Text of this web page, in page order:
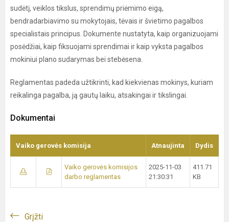
sudėtį, veiklos tikslus, sprendimų priėmimo eigą,
bendradarbiavimo su mokytojais, tėvais ir švietimo pagalbos
specialistais principus. Dokumente nustatyta, kaip organizuojami
posėdžiai, kaip fiksuojami sprendimai ir kaip vyksta pagalbos
mokiniui plano sudarymas bei stebėsena.
Reglamentas padeda užtikrinti, kad kiekvienas mokinys, kuriam
reikalinga pagalba, ją gautų laiku, atsakingai ir tikslingai.
Dokumentai
Vaiko gerovės komisija Atnaujinta Dydis
Vaiko gerovės komisijos
darbo reglamentas
2025-11-03
21:30:31
411.71
KB
Grįžti